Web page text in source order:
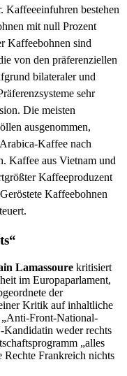
Kaffeeeinfuhren bestehen
mit null Prozent
Kaffeebohnen sind
von den präferenziellen
bilateraler und
sehr
Die meisten
ausgenommen,
Kaffee nach
Kaffee aus Vietnam und
Kaffeeproduzent
Kaffeebohnen
Lamassoure kritisiert
im Europaparlament,
der
Kritik auf inhaltliche
Front-National-
Kandidatin weder rechts
„alles
Rechte Frankreich nichts